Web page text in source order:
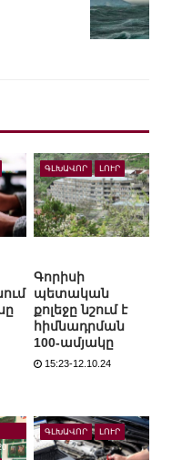
ԳԼԽԱՎՈՐ ԼՈՒՐ
Գորիսի
պետական
քոլեջը նշում է
հիմնադրման
100-ամյակը
15:23-12.10.24
ԳԼԽԱՎՈՐ ԼՈՒՐ